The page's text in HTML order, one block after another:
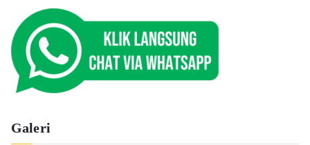
Galeri